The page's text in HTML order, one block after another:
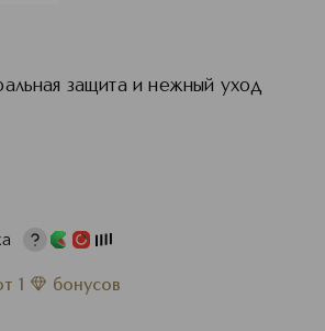
защита и нежный уход
1 бонусов